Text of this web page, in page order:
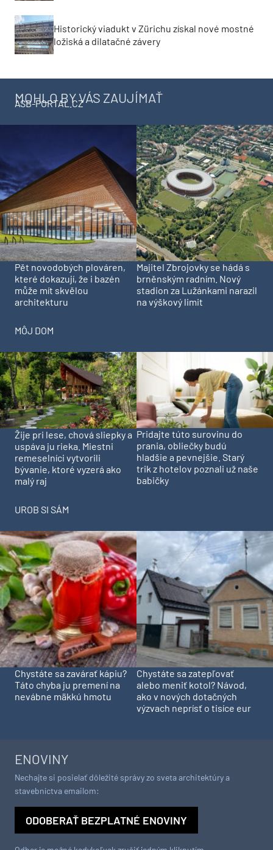
Historický viadukt v Zürichu získal nové mostné
ložiská a dilatačné závery
MOHLO BY VÁS ZAUJÍMAŤ
ASB-PORTAL.CZ
Pět novodobých plováren,
které dokazují, že i bazén
může mít skvělou
architekturu
Majitel Zbrojovky se hádá s
brněnským radním. Nový
stadion za Lužánkami narazil
na výškový limit
MÔJ DOM
Žije pri lese, chová sliepky a
uspáva ju rieka. Miestni
remeselníci vytvorili
bývanie, ktoré vyzerá ako
malý raj
Pridajte túto surovinu do
prania, obliečky budú
hladšie a pevnejšie. Starý
trik z hotelov poznali už naše
babičky
UROB SI SÁM
Chystáte sa zavárať kápiu?
Táto chyba ju premení na
nevábne mäkkú hmotu
Chystáte sa zatepľovať
alebo meniť kotol? Návod,
ako v nových dotačných
výzvach neprísť o tisíce eur
ENOVINY
Nechajte si posielať dôležité správy zo sveta architektúry a
stavebníctva emailom:
ODOBERAŤ BEZPLATNÉ ENOVINY